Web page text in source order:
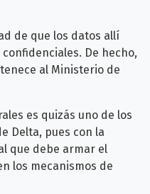
de que los datos allí
De hecho,
al Ministerio de
es quizás uno de los
Delta, pues con la
que debe armar el
los mecanismos de